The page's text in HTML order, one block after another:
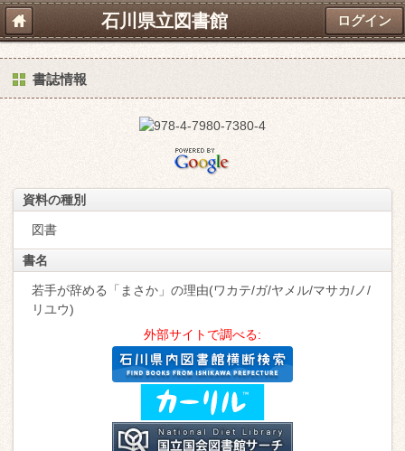
石川県立図書館 ログイン
書誌情報
資料の種別
図書
書名
若手が辞める「まさか」の理由(ワカテ/ガ/ヤメル/マサカ/ノ/
リユウ)
外部サイトで調べる: